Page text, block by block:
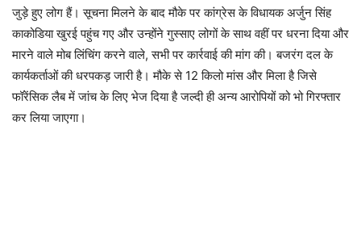
जुड़े हुए लोग हैं। सूचना मिलने के बाद मौके पर कांग्रेस के विधायक अर्जुन सिंह
काकोडिया खुरई पहुंच गए और उन्होंने गुस्साए लोगों के साथ वहीं पर धरना दिया और
मारने वाले मोब लिंचिंग करने वाले, सभी पर कार्रवाई की मांग की। बजरंग दल के
कार्यकर्ताओं की धरपकड़ जारी है। मौके से 12 किलो मांस और मिला है जिसे
फॉरेंसिक लैब में जांच के लिए भेज दिया है जल्दी ही अन्य आरोपियों को भो गिरफ्तार
कर लिया जाएगा।